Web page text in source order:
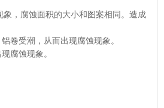
，腐蚀面积的大小和图案相同。造成
卷受潮，从而出现腐蚀现象。
腐蚀现象。